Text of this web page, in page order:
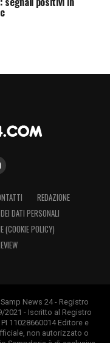
REDAZIONE
DATI PERSONALI
(COOKIE POLICY)
News 24 - Registro
2021 - Iscritto al Registro
11028660014 Editore e
non autorizzato o